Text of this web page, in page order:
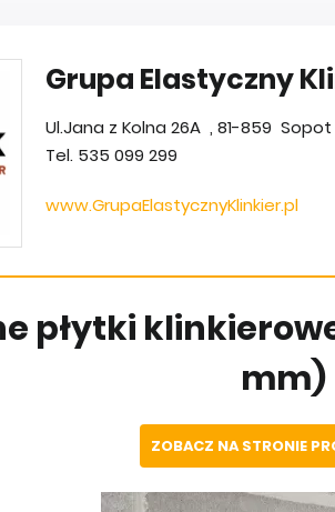
Grupa Elastyczny
Ul.Jana z Kolna 26A , 81-859
Tel. 535 099 299
www.GrupaElastycznyKlinkier.pl
płytki
mm)
ZOBACZ NA STRONIE